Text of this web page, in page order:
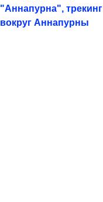
"Аннапурна", трекинг
вокруг Аннапурны